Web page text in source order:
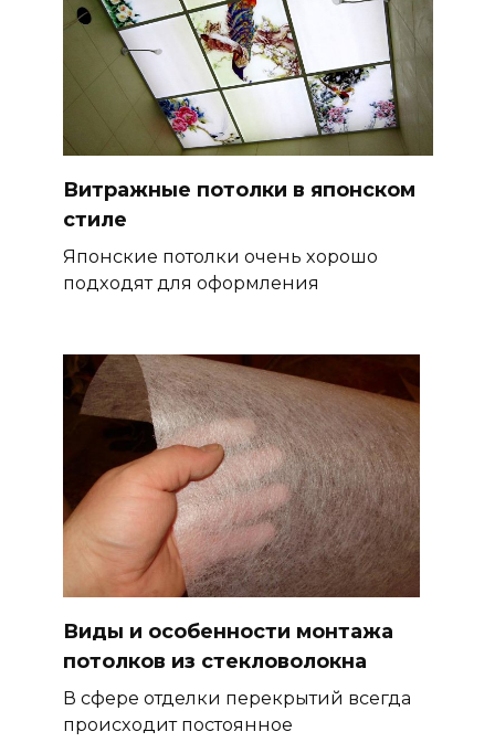
Витражные потолки в японском
стиле
Японские потолки очень хорошо
подходят для оформления
Виды и особенности монтажа
потолков из стекловолокна
В сфере отделки перекрытий всегда
происходит постоянное